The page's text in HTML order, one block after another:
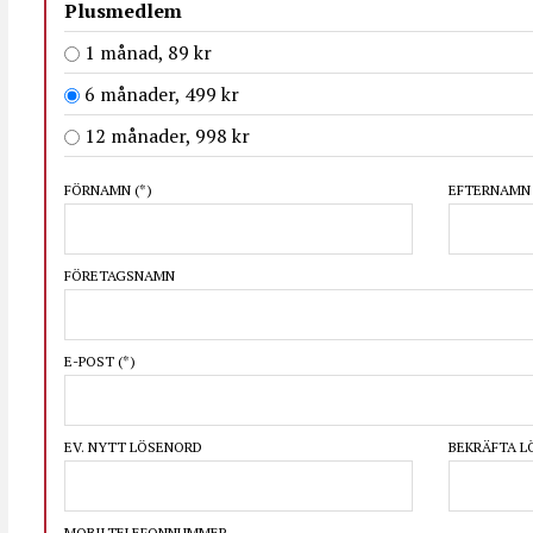
Plusmedlem
1 månad, 89 kr
6 månader, 499 kr
12 månader, 998 kr
FÖRNAMN (*) EFTERNAMN
FÖRETAGSNAMN
E-POST (*)
EV. NYTT LÖSENORD BEKRÄFTA